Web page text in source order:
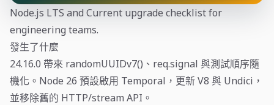
Node.js LTS and Current upgrade checklist for
engineering teams.
發生了什麼
24.16.0 帶來 randomUUIDv7()、req.signal 與測試順序隨
機化。Node 26 預設啟用 Temporal，更新 V8 與 Undici，
並移除舊的 HTTP/stream API。